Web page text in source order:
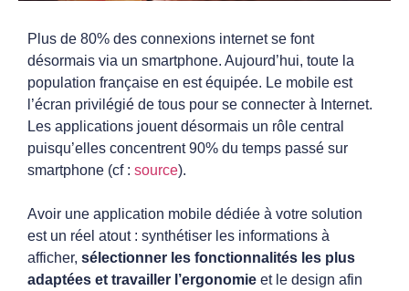
Plus de 80% des connexions internet se font
désormais via un smartphone. Aujourd’hui, toute la
population française en est équipée. Le mobile est
l’écran privilégié de tous pour se connecter à Internet.
Les applications jouent désormais un rôle central
puisqu’elles concentrent 90% du temps passé sur
smartphone (cf : source).
Avoir une application mobile dédiée à votre solution
est un réel atout : synthétiser les informations à
afficher, sélectionner les fonctionnalités les plus
adaptées et travailler l’ergonomie et le design afin